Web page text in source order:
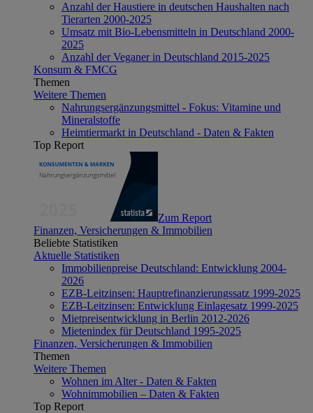
Anzahl der Haustiere in deutschen Haushalten nach
Tierarten 2000-2025
Umsatz mit Bio-Lebensmitteln in Deutschland 2000-
2025
Anzahl der Veganer in Deutschland 2015-2025
Konsum & FMCG
Themen
Weitere Themen
Nahrungsergänzungsmittel - Fokus: Vitamine und
Mineralstoffe
Heimtiermarkt in Deutschland - Daten & Fakten
Top Report
Zum Report
Finanzen, Versicherungen & Immobilien
Beliebte Statistiken
Aktuelle Statistiken
Immobilienpreise Deutschland: Entwicklung 2004-
2026
EZB-Leitzinsen: Hauptrefinanzierungssatz 1999-2025
EZB-Leitzinsen: Entwicklung Einlagesatz 1999-2025
Mietpreisentwicklung in Berlin 2012-2026
Mietenindex für Deutschland 1995-2025
Finanzen, Versicherungen & Immobilien
Themen
Weitere Themen
Wohnen im Alter - Daten & Fakten
Wohnimmobilien – Daten & Fakten
Top Report